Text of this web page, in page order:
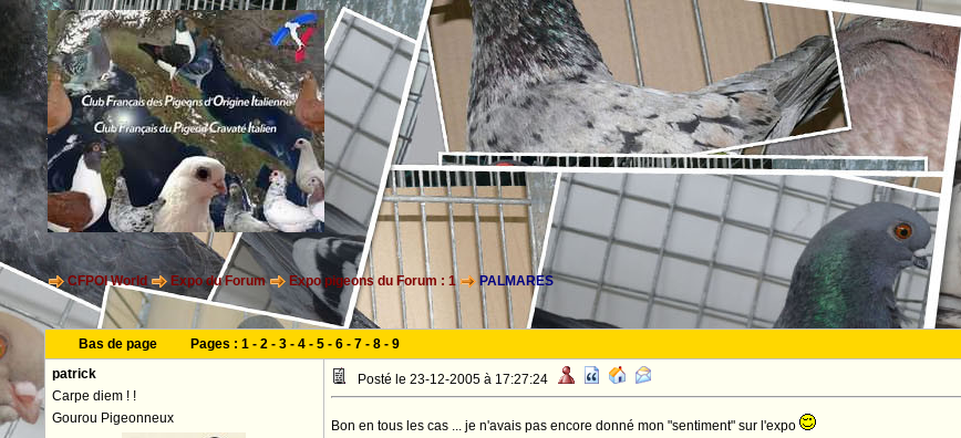
CFPOI World Expo du Forum Expo pigeons du Forum : 1 PALMARES
Bas de page Pages : 1- 2- 3- 4- 5- 6- 7- 8- 9
patrick
Carpe diem ! !
Gourou Pigeonneux
Posté le 23-12-2005 à 17:27:24
Bon en tous les cas ... je n'avais pas encore donné mon "sentiment" sur l'expo